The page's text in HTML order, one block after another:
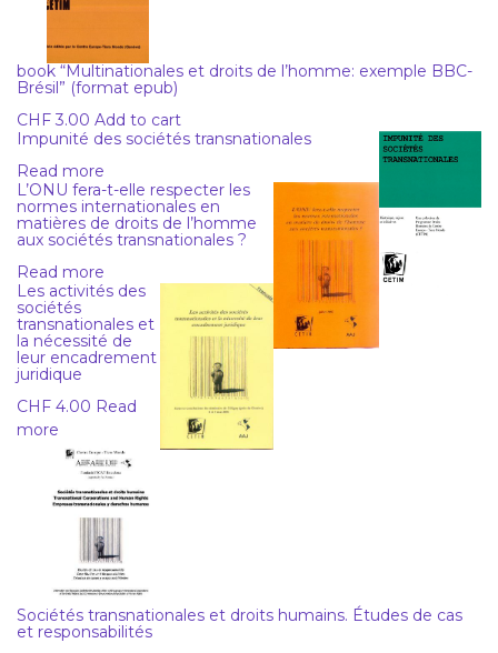
book “Multinationales et droits de l’homme: exemple BBC-
Brésil” (format epub)
CHF 3.00 Add to cart
Impunité des sociétés transnationales
Read more
L’ONU fera-t-elle respecter les
normes internationales en
matières de droits de l’homme
aux sociétés transnationales ?
Read more
Les activités des
sociétés
transnationales et
la nécessité de
leur encadrement
juridique
CHF 4.00 Read
more
Sociétés transnationales et droits humains. Études de cas
et responsabilités